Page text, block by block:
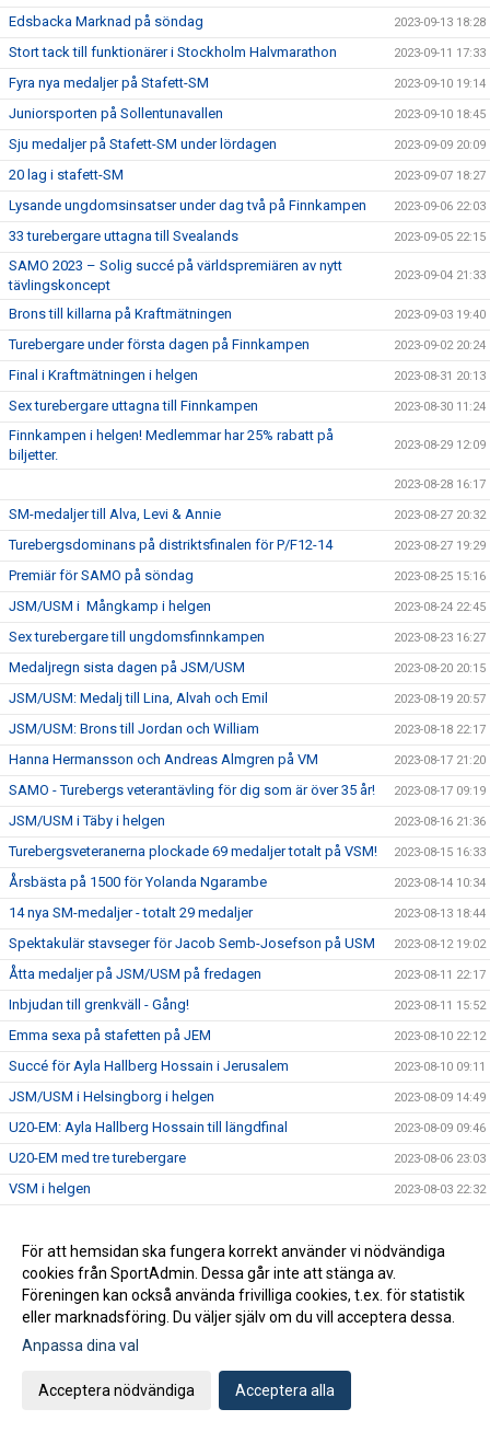
Edsbacka Marknad på söndag 2023-09-13 18:28
Stort tack till funktionärer i Stockholm Halvmarathon 2023-09-11 17:33
Fyra nya medaljer på Stafett-SM 2023-09-10 19:14
Juniorsporten på Sollentunavallen 2023-09-10 18:45
Sju medaljer på Stafett-SM under lördagen 2023-09-09 20:09
20 lag i stafett-SM 2023-09-07 18:27
Lysande ungdomsinsatser under dag två på Finnkampen 2023-09-06 22:03
33 turebergare uttagna till Svealands 2023-09-05 22:15
SAMO 2023 – Solig succé på världspremiären av nytt
tävlingskoncept
2023-09-04 21:33
Brons till killarna på Kraftmätningen 2023-09-03 19:40
Turebergare under första dagen på Finnkampen 2023-09-02 20:24
Final i Kraftmätningen i helgen 2023-08-31 20:13
Sex turebergare uttagna till Finnkampen 2023-08-30 11:24
Finnkampen i helgen! Medlemmar har 25% rabatt på
biljetter.
2023-08-29 12:09
2023-08-28 16:17
SM-medaljer till Alva, Levi & Annie 2023-08-27 20:32
Turebergsdominans på distriktsfinalen för P/F12-14 2023-08-27 19:29
Premiär för SAMO på söndag 2023-08-25 15:16
JSM/USM i Mångkamp i helgen 2023-08-24 22:45
Sex turebergare till ungdomsfinnkampen 2023-08-23 16:27
Medaljregn sista dagen på JSM/USM 2023-08-20 20:15
JSM/USM: Medalj till Lina, Alvah och Emil 2023-08-19 20:57
JSM/USM: Brons till Jordan och William 2023-08-18 22:17
Hanna Hermansson och Andreas Almgren på VM 2023-08-17 21:20
SAMO - Turebergs veterantävling för dig som är över 35 år! 2023-08-17 09:19
JSM/USM i Täby i helgen 2023-08-16 21:36
Turebergsveteranerna plockade 69 medaljer totalt på VSM! 2023-08-15 16:33
Årsbästa på 1500 för Yolanda Ngarambe 2023-08-14 10:34
14 nya SM-medaljer - totalt 29 medaljer 2023-08-13 18:44
Spektakulär stavseger för Jacob Semb-Josefson på USM 2023-08-12 19:02
Åtta medaljer på JSM/USM på fredagen 2023-08-11 22:17
Inbjudan till grenkväll - Gång! 2023-08-11 15:52
Emma sexa på stafetten på JEM 2023-08-10 22:12
Succé för Ayla Hallberg Hossain i Jerusalem 2023-08-10 09:11
JSM/USM i Helsingborg i helgen 2023-08-09 14:49
U20-EM: Ayla Hallberg Hossain till längdfinal 2023-08-09 09:46
U20-EM med tre turebergare 2023-08-06 23:03
VSM i helgen 2023-08-03 22:32
Massor av bilder från SM 2023-07-31 16:02
Hanna Hermansson SM-drottning i Söderhamn 2023-07-30 21:40
SM-program för söndag 2023-07-30 10:02
Fem medaljer på den andra SM-dagen
SM i Söderhamn - dag 1
För att hemsidan ska fungera korrekt använder vi nödvändiga
cookies från SportAdmin. Dessa går inte att stänga av.
Föreningen kan också använda frivilliga cookies, t.ex. för statistik
eller marknadsföring. Du väljer själv om du vill acceptera dessa.
Anpassa dina val
Acceptera nödvändiga Acceptera alla